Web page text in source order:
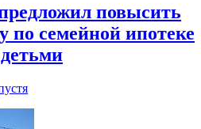
повысить
по семейной ипотеке